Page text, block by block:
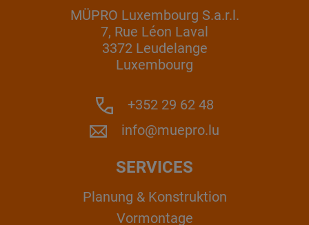
MÜPRO Luxembourg S.a.r.l.
7, Rue Léon Laval
3372 Leudelange
Luxembourg
+352 29 62 48
info@muepro.lu
SERVICES
Planung & Konstruktion
Vormontage